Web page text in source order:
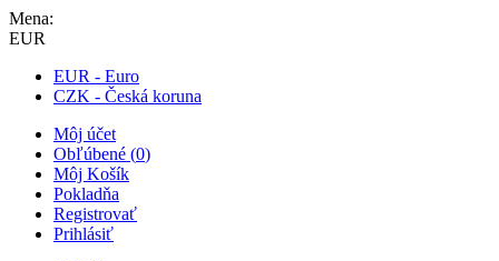
Mena:
EUR
EUR - Euro
CZK - Česká koruna
Môj účet
Obľúbené (0)
Môj Košík
Pokladňa
Registrovať
Prihlásiť